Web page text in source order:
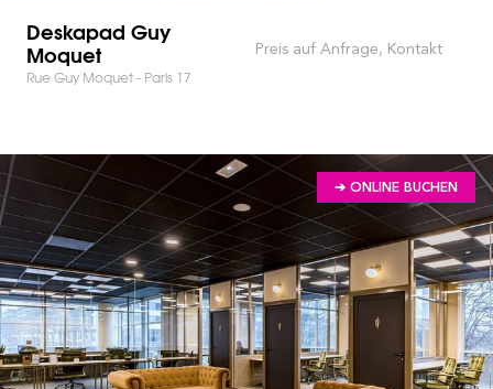
Deskapad Guy
Moquet
Rue Guy Moquet - Paris 17
Preis auf Anfrage, Kontakt
➔ ONLINE BUCHEN